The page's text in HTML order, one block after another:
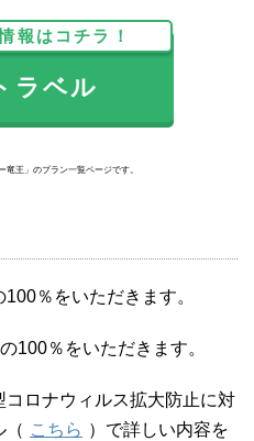
報はコチラ！
ラベル
王」のプラン一覧ページです。
％をいただきます。
100％をいただきます。
ロナウィルス拡大防止に対
（ こちら ）で詳しい内容を